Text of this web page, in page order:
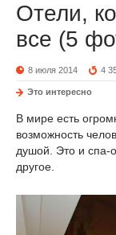
Отели,
все (5
8 июля 2014 4
Это интересно
В мире есть
возможность
душой. Это и спа-
другое.